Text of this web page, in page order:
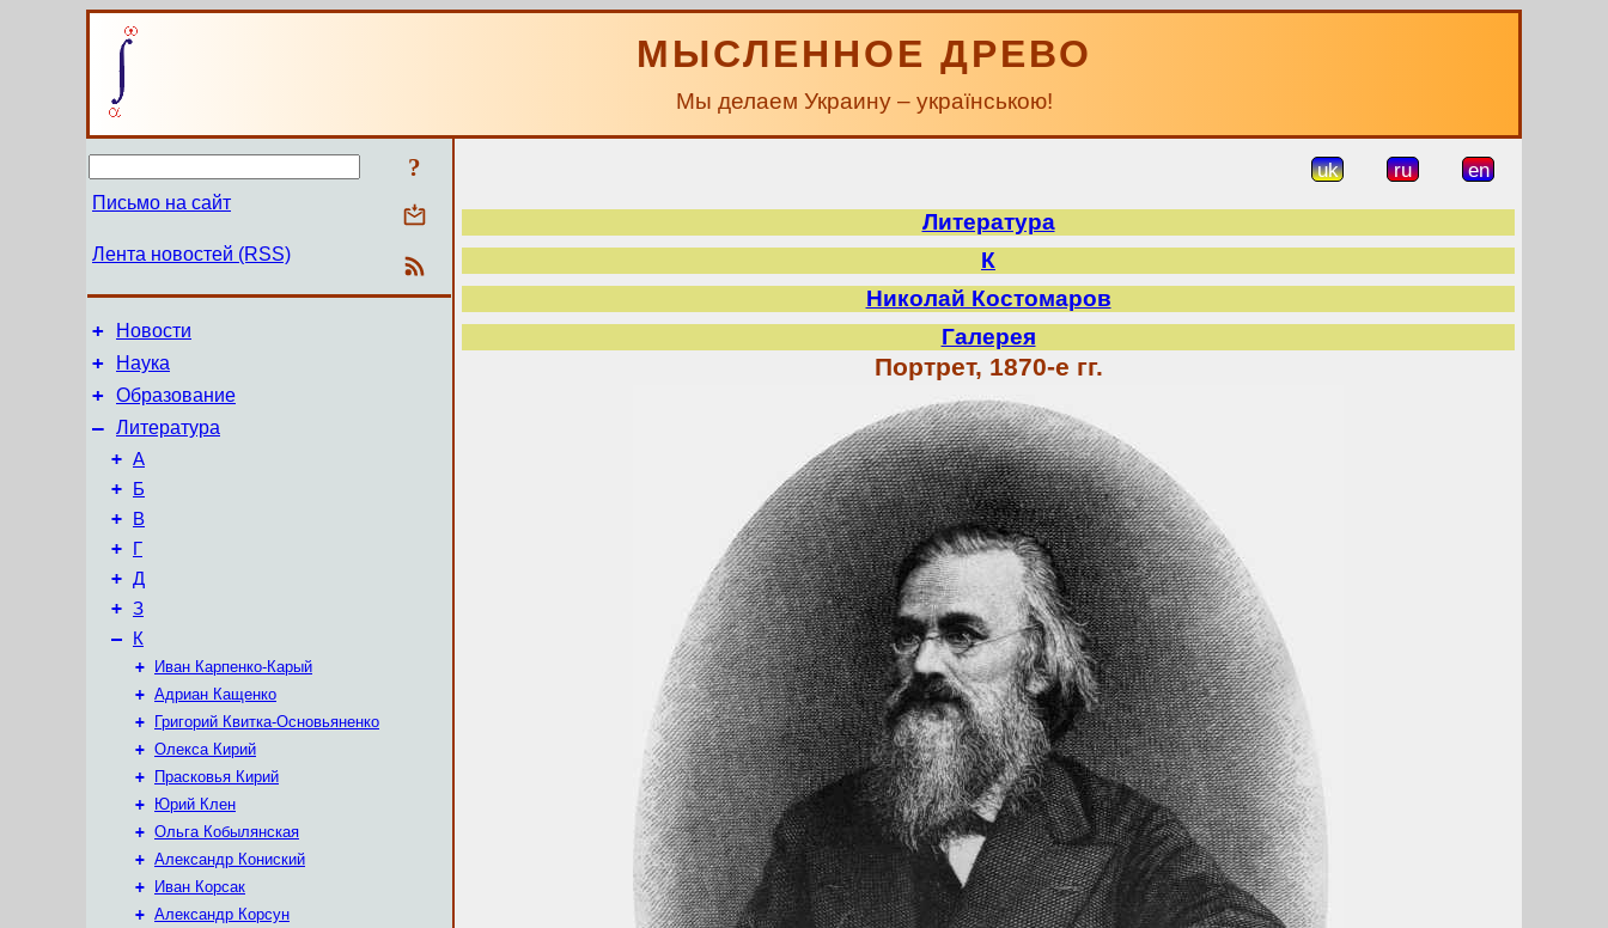
МЫСЛЕННОЕ ДРЕВО
Мы делаем Украину – українською!
?
Письмо на сайт
Лента новостей (RSS)
+ Новости
+ Наука
+ Образование
– Литература
+ А
+ Б
+ В
+ Г
+ Д
+ З
– К
+
Иван Карпенко-Карый
+ Адриан Кащенко
+
Григорий Квитка-Основьяненко
+ Олекса Кирий
+
Прасковья Кирий
+
Юрий Клен
+ Ольга Кобылянская
+ Александр Кониский
+
Иван Корсак
+ Александр Корсун
uk ru en
Литература
К
Николай Костомаров
Галерея
Портрет, 1870-е гг.